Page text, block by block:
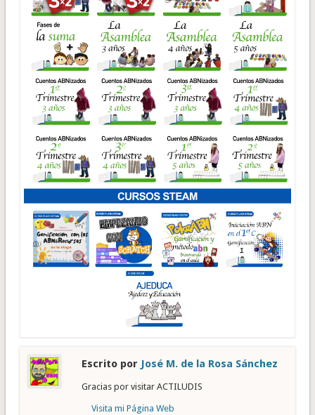
Escrito por José M. de la Rosa Sánchez
Gracias por visitar ACTILUDIS
Visita mi Página Web